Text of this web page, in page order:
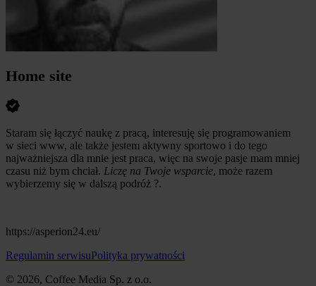
Home site
Staram się łączyć naukę z pracą, interesuję się programowaniem
w sieci www, ale także jestem aktywny sportowo i do tego
najważniejsza dla mnie jest praca, więc na swoje pasje mam mniej
czasu niż bym chciał. Liczę na Twoje wsparcie, może razem
wybierzemy się w dalszą podróż ? .
https://asperion24.eu/
Regulamin serwisuPolityka prywatności
© 2026, Coffee Media Sp. z o.o.